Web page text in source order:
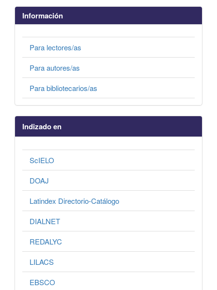
Información
Para lectores/as
Para autores/as
Para bibliotecarios/as
Indizado en
ScIELO
DOAJ
Latindex Directorio-Catálogo
DIALNET
REDALYC
LILACS
EBSCO